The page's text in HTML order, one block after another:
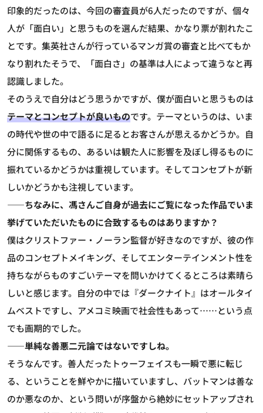
印象的だったのは、今回の審査員が6人だったのですが、個々
人が「面白い」と思うものを選んだ結果、かなり票が割れたこ
とです。集英社さんが行っているマンガ賞の審査と比べてもか
なり割れたそうで、「面白さ」の基準は人によって違うなと再
認識しました。
そのうえで自分はどう思うかですが、僕が面白いと思うものは
テーマとコンセプトが良いものです。テーマというのは、いま
の時代や世の中で語るに足るとお客さんが思えるかどうか。自
分に関係するもの、あるいは観た人に影響を及ぼし得るものに
振れているかどうかは重視しています。そしてコンセプトが新
しいかどうかも注視しています。
――ちなみに、馮さんご自身が過去にご覧になった作品でいま
挙げていただいたものに合致するものはありますか？
僕はクリストファー・ノーラン監督が好きなのですが、彼の作
品のコンセプトメイキング、そしてエンターテインメント性を
持ちながらものすごいテーマを問いかけてくるところは素晴ら
しいと感じます。自分の中では『ダークナイト』はオールタイ
ムベストですし、アメコミ映画で社会性もあって……という点
でも画期的でした。
――単純な善悪二元論ではないですしね。
そうなんです。善人だったトゥーフェイスも一瞬で悪に転じ
る、ということを鮮やかに描いていますし、バットマンは善な
のか悪なのか、という問いが序盤から絶妙にセットアップされ